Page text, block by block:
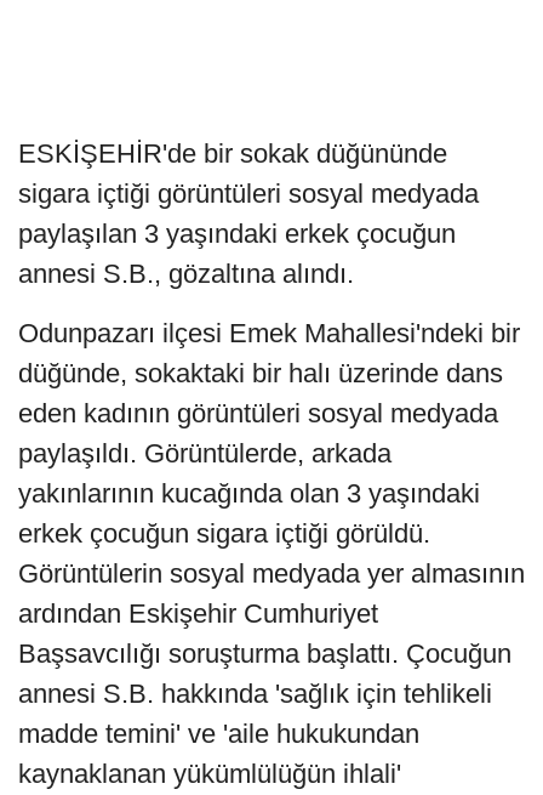
ESKİŞEHİR'de bir sokak düğününde
sigara içtiği görüntüleri sosyal medyada
paylaşılan 3 yaşındaki erkek çocuğun
annesi S.B., gözaltına alındı.
Odunpazarı ilçesi Emek Mahallesi'ndeki bir
düğünde, sokaktaki bir halı üzerinde dans
eden kadının görüntüleri sosyal medyada
paylaşıldı. Görüntülerde, arkada
yakınlarının kucağında olan 3 yaşındaki
erkek çocuğun sigara içtiği görüldü.
Görüntülerin sosyal medyada yer almasının
ardından Eskişehir Cumhuriyet
Başsavcılığı soruşturma başlattı. Çocuğun
annesi S.B. hakkında 'sağlık için tehlikeli
madde temini' ve 'aile hukukundan
kaynaklanan yükümlülüğün ihlali'